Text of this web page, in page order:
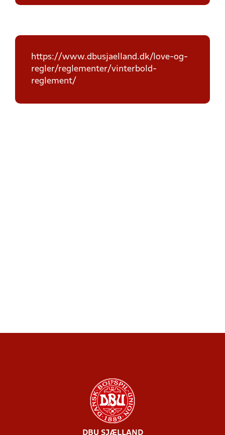
https://www.dbusjaelland.dk/love-og-
regler/reglementer/vinterbold-
reglement/
DBU SJÆLLAND